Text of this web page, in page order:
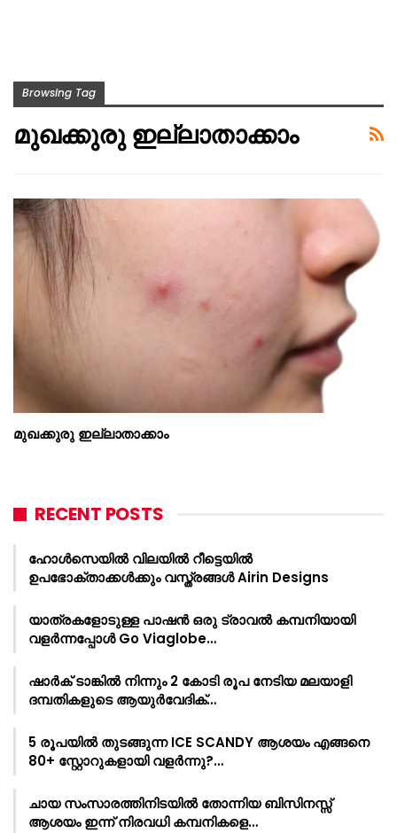
Browsing Tag
മുഖക്കുരു ഇല്ലാതാക്കാം
മുഖക്കുരു ഇല്ലാതാക്കാം
RECENT POSTS
ഹോൾസെയിൽ വിലയിൽ റീട്ടെയിൽ
ഉപഭോക്താക്കൾക്കും വസ്ത്രങ്ങൾ Airin Designs
യാത്രകളോടുള്ള പാഷൻ ഒരു ട്രാവൽ കമ്പനിയായി
വളർന്നപ്പോൾ Go Viaglobe…
ഷാർക്‌ ടാങ്കിൽ നിന്നും 2 കോടി രൂപ നേടിയ മലയാളി
ദമ്പതികളുടെ ആയുർവേദിക്…
5 രൂപയിൽ തുടങ്ങുന്ന ICE SCANDY ആശയം എങ്ങനെ
80+ സ്റ്റോറുകളായി വളർന്നു?…
ചായ സംസാരത്തിനിടയിൽ തോന്നിയ ബിസിനസ്സ്
ആശയം ഇന്ന് നിരവധി കമ്പനികളെ…